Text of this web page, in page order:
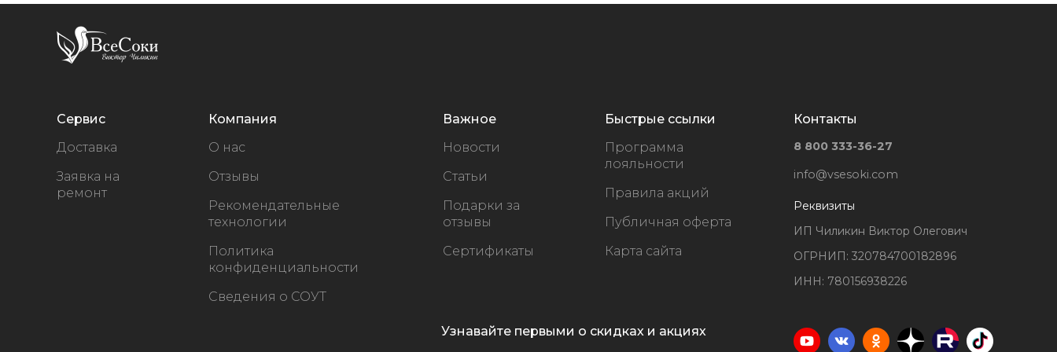
Сервис
Доставка
Заявка на
ремонт
Компания
О нас
Отзывы
Рекомендательные
технологии
Политика
конфиденциальности
Сведения о СОУТ
Важное
Новости
Статьи
Подарки за
отзывы
Сертификаты
Быстрые ссылки
Программа
лояльности
Правила акций
Публичная оферта
Карта сайта
Контакты
8 800 333-36-27
info@vsesoki.com
Реквизиты
ИП Чиликин Виктор Олегович
ОГРНИП: 320784700182896
ИНН: 780156938226
Узнавайте первыми о скидках и акциях